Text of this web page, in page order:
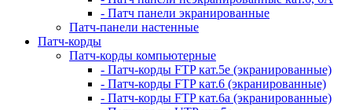
- Патч панели экранированные
Патч-панели настенные
Патч-корды
Патч-корды компьютерные
- Патч-корды FTP кат.5е (экранированные)
- Патч-корды FTP кат.6 (экранированные)
- Патч-корды FTP кат.6а (экранированные)